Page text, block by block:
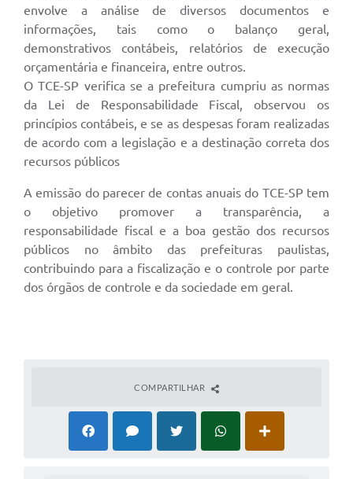
envolve a análise de diversos documentos e
informações, tais como o balanço geral,
demonstrativos contábeis, relatórios de execução
orçamentária e financeira, entre outros.
O TCE-SP verifica se a prefeitura cumpriu as normas
da Lei de Responsabilidade Fiscal, observou os
princípios contábeis, e se as despesas foram realizadas
de acordo com a legislação e a destinação correta dos
recursos públicos
A emissão do parecer de contas anuais do TCE-SP tem
o objetivo promover a transparência, a
responsabilidade fiscal e a boa gestão dos recursos
públicos no âmbito das prefeituras paulistas,
contribuindo para a fiscalização e o controle por parte
dos órgãos de controle e da sociedade em geral.
COMPARTILHAR